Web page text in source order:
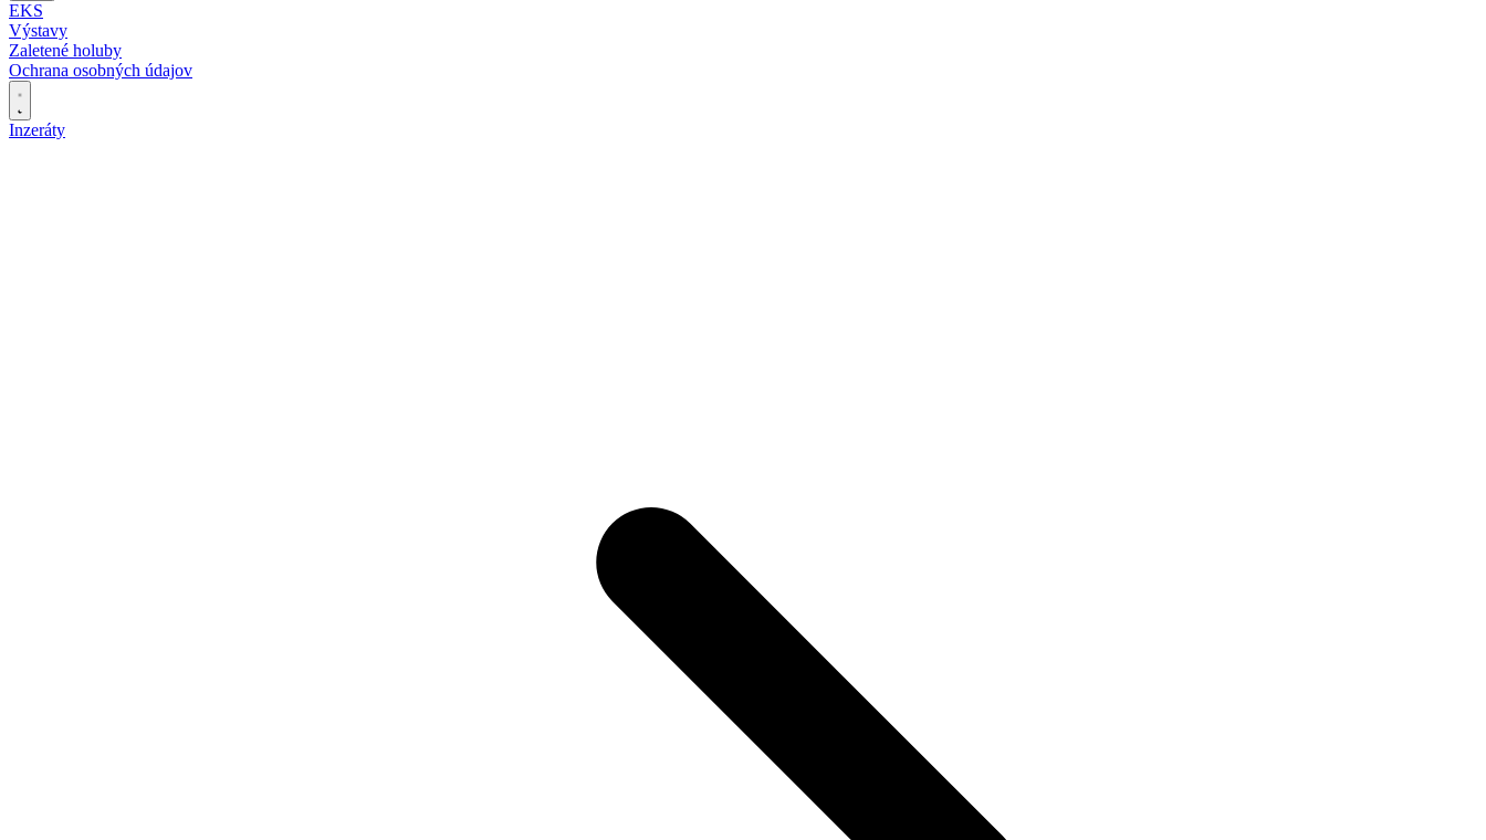
EKS
Výstavy
Zaletené holuby
Ochrana osobných údajov
Inzeráty